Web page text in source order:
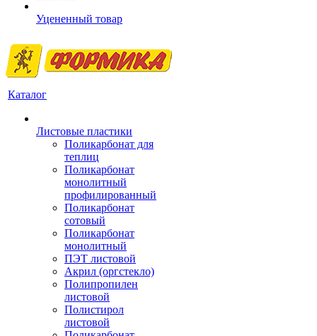
Уцененный товар
Каталог
Листовые пластики
Поликарбонат для
теплиц
Поликарбонат
монолитный
профилированный
Поликарбонат
сотовый
Поликарбонат
монолитный
ПЭТ листовой
Акрил (оргстекло)
Полипропилен
листовой
Полистирол
листовой